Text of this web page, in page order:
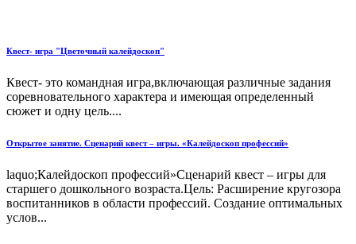
Квест- игра "Цветочный калейдоскоп"
Квест- это командная игра,включающая различные задания
соревновательного характера и имеющая определенный
сюжет и одну цель....
Открытое занятие. Сценарий квест – игры. «Калейдоскоп профессий»
laquo;Калейдоскоп профессий»Сценарий квест – игры для
старшего дошкольного возраста.Цель: Расширение кругозора
воспитанников в области профессий. Создание оптимальных
услов...